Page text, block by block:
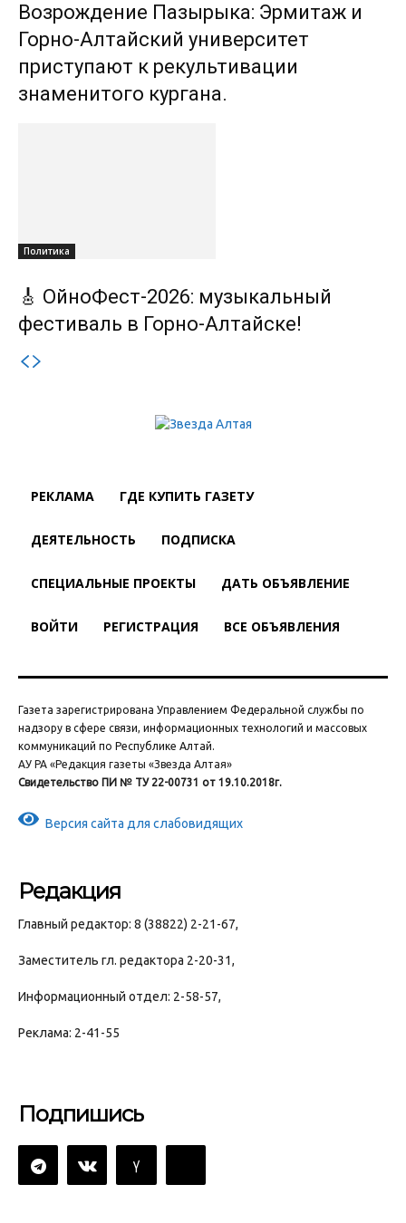
Возрождение Пазырыка: Эрмитаж и
Горно-Алтайский университет
приступают к рекультивации
знаменитого кургана.
Политика
🎸 ОйноФест-2026: музыкальный
фестиваль в Горно-Алтайске!
РЕКЛАМА ГДЕ КУПИТЬ ГАЗЕТУ
ДЕЯТЕЛЬНОСТЬ ПОДПИСКА
СПЕЦИАЛЬНЫЕ ПРОЕКТЫ ДАТЬ ОБЪЯВЛЕНИЕ
ВОЙТИ РЕГИСТРАЦИЯ ВСЕ ОБЪЯВЛЕНИЯ
Газета зарегистрирована Управлением Федеральной службы по
надзору в сфере связи, информационных технологий и массовых
коммуникаций по Республике Алтай.
АУ РА «Редакция газеты «Звезда Алтая»
Свидетельство ПИ № ТУ 22-00731 от 19.10.2018г.
Версия сайта для слабовидящих
Редакция
Главный редактор: 8 (38822) 2-21-67,
Заместитель гл. редактора 2-20-31,
Информационный отдел: 2-58-57,
Реклама: 2-41-55
Подпишись